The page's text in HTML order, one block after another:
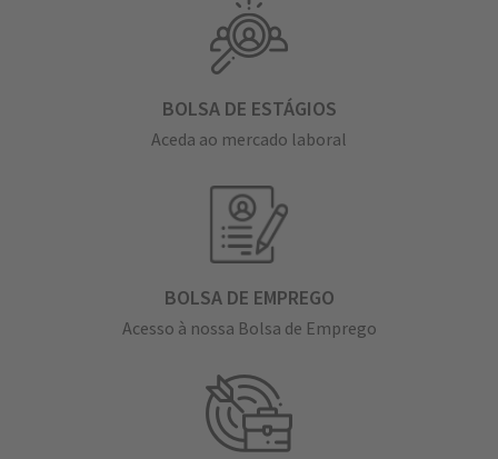
BOLSA DE ESTÁGIOS
Aceda ao mercado laboral
BOLSA DE EMPREGO
Acesso à nossa Bolsa de Emprego